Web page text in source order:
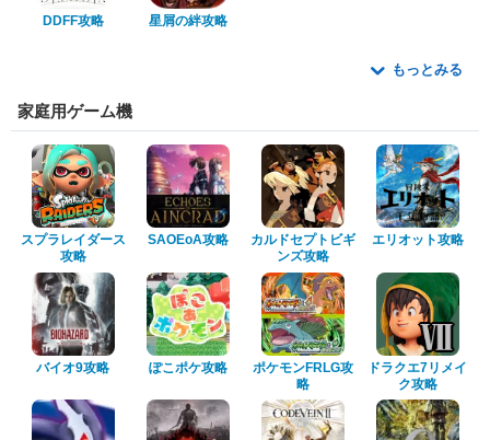
DDFF攻略 星屑の絆攻略
もっとみる
家庭用ゲーム機
スプラレイダース
攻略
SAOEoA攻略
カルドセプトビギ
ンズ攻略
エリオット攻略
バイオ9攻略 ぽこポケ攻略
ポケモンFRLG攻
略
ドラクエ7リメイ
ク攻略